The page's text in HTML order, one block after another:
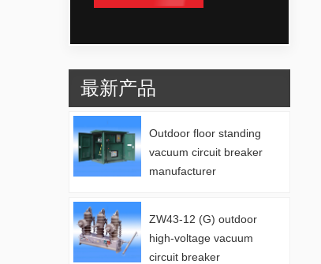
最新产品
Outdoor floor standing
vacuum circuit breaker
manufacturer
ZW43-12 (G) outdoor
high-voltage vacuum
circuit breaker